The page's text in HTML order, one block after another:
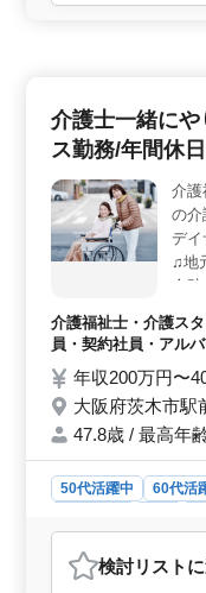
＜経験豊富な方歓
市中宮山戸町に位
は経験豊富な介護
境・福利厚生充実
費支給や社会保険完
1,800円といった安
働ける体制が整っ
お待ちしています
ショナルとして成
えられながら働き
共にしましょう。
介護士一緒に
ス勤務/年間休
介護福
の介
デ
♫地
介
・
・
仕
す☆
介護福祉士・介護ス
員・契約社員・アル
年収200万円〜
大阪府茨木市駅
47.8歳 / 最高年
50代活躍中 60代活
おすすめポイント
検討リスト